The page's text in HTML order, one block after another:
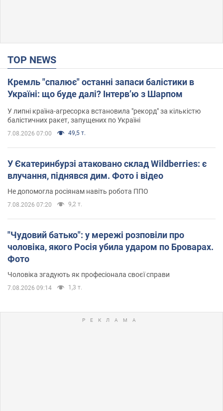
TOP NEWS
Кремль "спалює" останні запаси балістики в
Україні: що буде далі? Інтерв’ю з Шарпом
У липні країна-агресорка встановила "рекорд" за кількістю
балістичних ракет, запущених по Україні
7.08.2026 07:00 49,5 т.
У Єкатеринбурзі атаковано склад Wildberries: є
влучання, піднявся дим. Фото і відео
Не допомогла росіянам навіть робота ППО
7.08.2026 07:20 9,2 т.
"Чудовий батько": у мережі розповіли про
чоловіка, якого Росія убила ударом по Броварах.
Фото
Чоловіка згадують як професіонала своєї справи
7.08.2026 09:14 1,3 т.